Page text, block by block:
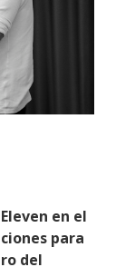
en el
para
del